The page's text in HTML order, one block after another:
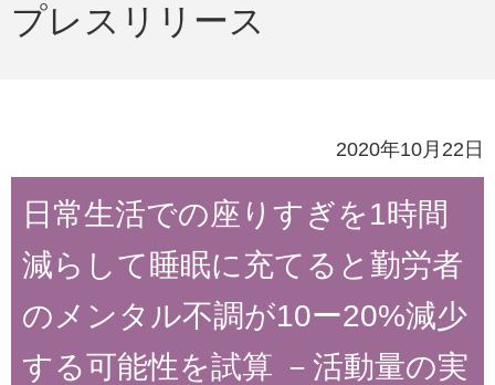
プレスリリース
2020年10月22日
日常生活での座りすぎを1時間
減らして睡眠に充てると勤労者
のメンタル不調が10ー20%減少
する可能性を試算 －活動量の実